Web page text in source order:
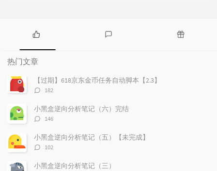
热
门
文
章
论
热门文章
【过期】618京东金币任务自动脚本【2.3】
评
数：
182
小黑盒逆向分析笔记（六）完结
评
数：
146
小黑盒逆向分析笔记（五）【未完成】
评
数：
102
小黑盒逆向分析笔记（三）